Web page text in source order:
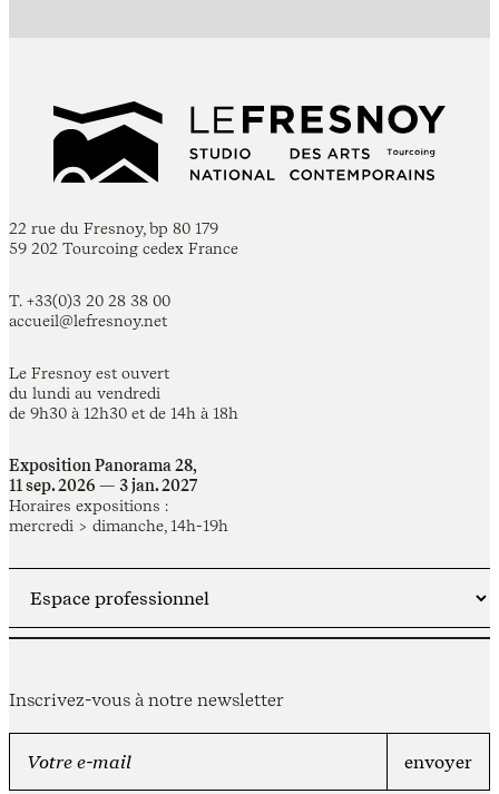
22 rue du Fresnoy, bp 80 179
59 202 Tourcoing cedex France
T. +33(0)3 20 28 38 00
accueil@lefresnoy.net
Le Fresnoy est ouvert
du lundi au vendredi
de 9h30 à 12h30 et de 14h à 18h
Exposition Panorama 28,
11 sep. 2026 — 3 jan. 2027
Horaires expositions :
mercredi > dimanche, 14h-19h
Inscrivez-vous à notre newsletter